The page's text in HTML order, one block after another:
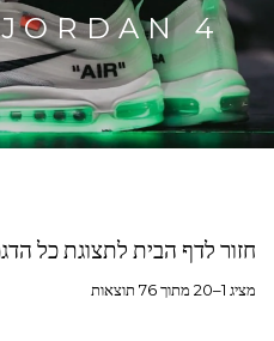
4
חזור לדף הבית לתצוגת כל
מציג 1–20 מתוך 76 תוצאות